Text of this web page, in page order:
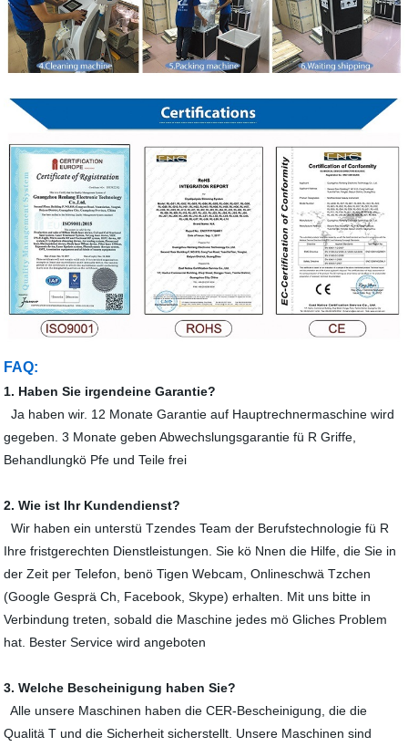
FAQ:
1. Haben Sie irgendeine Garantie?
Ja haben wir. 12 Monate Garantie auf Hauptrechnermaschine wird
gegeben. 3 Monate geben Abwechslungsgarantie fü R Griffe,
Behandlungkö Pfe und Teile frei
2. Wie ist Ihr Kundendienst?
Wir haben ein unterstü Tzendes Team der Berufstechnologie fü R
Ihre fristgerechten Dienstleistungen. Sie kö Nnen die Hilfe, die Sie in
der Zeit per Telefon, benö Tigen Webcam, Onlineschwä Tzchen
(Google Gesprä Ch, Facebook, Skype) erhalten. Mit uns bitte in
Verbindung treten, sobald die Maschine jedes mö Gliches Problem
hat. Bester Service wird angeboten
3. Welche Bescheinigung haben Sie?
Alle unsere Maschinen haben die CER-Bescheinigung, die die
Qualitä T und die Sicherheit sicherstellt. Unsere Maschinen sind